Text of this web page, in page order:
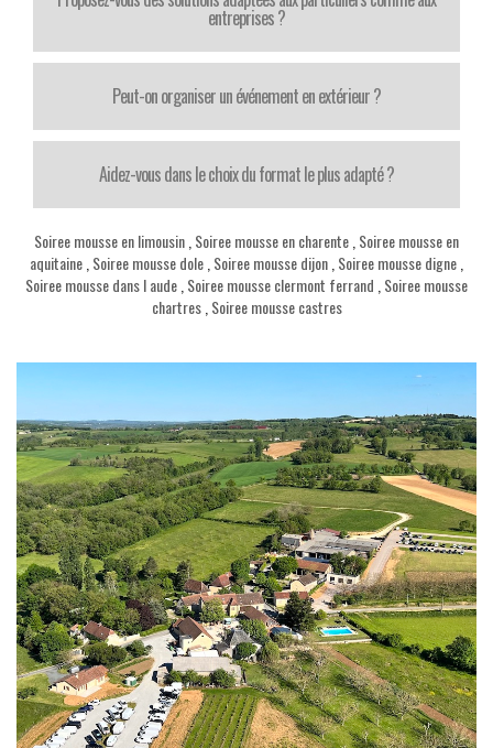
entreprises ?
Peut-on organiser un événement en extérieur ?
Aidez-vous dans le choix du format le plus adapté ?
Soiree mousse en limousin Soiree mousse en charente Soiree mousse en
aquitaine Soiree mousse dole Soiree mousse dijon Soiree mousse digne
Soiree mousse dans l aude Soiree mousse clermont ferrand Soiree mousse
chartres, Soiree mousse castres